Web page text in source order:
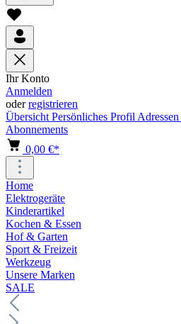
Ihr Konto
Anmelden
oderregistrieren
Übersicht Persönliches Profil Adressen
Abonnements
0,00 €*
Home
Elektrogeräte
Kinderartikel
Kochen & Essen
Hof & Garten
Sport & Freizeit
Werkzeug
Unsere Marken
SALE